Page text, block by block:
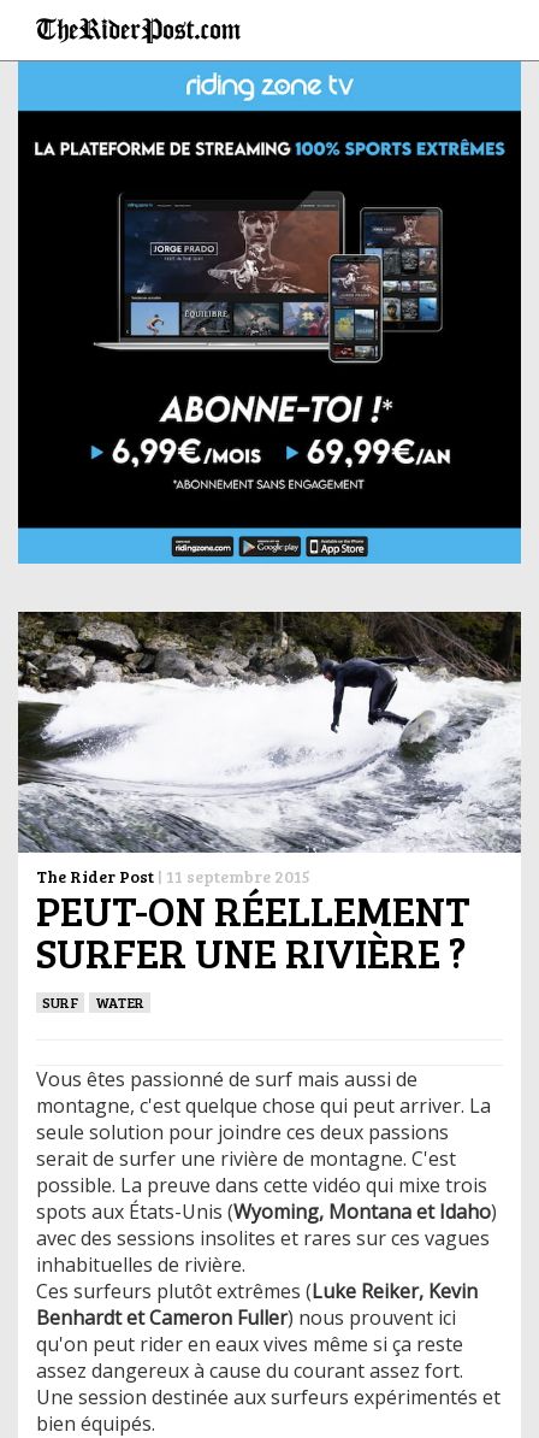
The Rider Post | 11 septembre 2015
PEUT-ON RÉELLEMENT
SURFER UNE RIVIÈRE ?
SURF WATER
Vous êtes passionné de surf mais aussi de
montagne, c'est quelque chose qui peut arriver. La
seule solution pour joindre ces deux passions
serait de surfer une rivière de montagne. C'est
possible. La preuve dans cette vidéo qui mixe trois
spots aux États-Unis (Wyoming, Montana et Idaho)
avec des sessions insolites et rares sur ces vagues
inhabituelles de rivière.
​Ces surfeurs plutôt extrêmes (Luke Reiker, Kevin
Benhardt et Cameron Fuller) nous prouvent ici
qu'on peut rider en eaux vives même si ça reste
assez dangereux à cause du courant assez fort.
Une session destinée aux surfeurs expérimentés et
bien équipés.